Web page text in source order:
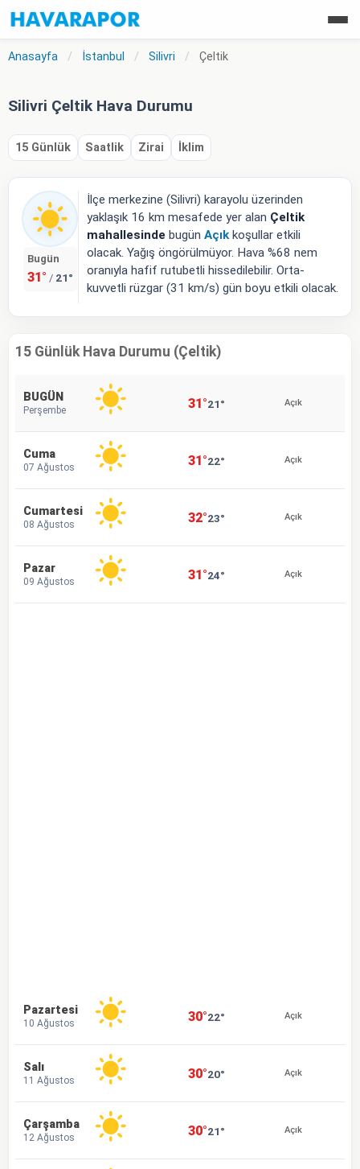
Anasayfa / İstanbul / Silivri / Çeltik
Silivri Çeltik Hava Durumu
15 Günlük Saatlik Zirai İklim
Bugün
31° / 21°
İlçe merkezine (Silivri) karayolu üzerinden
yaklaşık 16 km mesafede yer alan Çeltik
mahallesinde bugün Açıkkoşullar etkili
olacak. Yağış öngörülmüyor. Hava %68 nem
oranıyla hafif rutubetli hissedilebilir. Orta-
kuvvetli rüzgar (31 km/s) gün boyu etkili olacak.
15 Günlük Hava Durumu (Çeltik)
BUGÜN
Perşembe 31°21° Açık
Cuma
07 Ağustos 31°22° Açık
Cumartesi
08 Ağustos 32°23° Açık
Pazar
09 Ağustos 31°24° Açık
Pazartesi
10 Ağustos 30°22° Açık
Salı
11 Ağustos 30°20° Açık
Çarşamba
12 Ağustos 30°21° Açık